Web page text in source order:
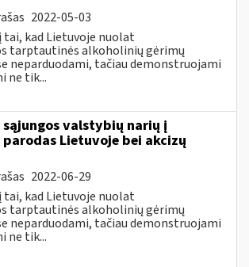
2022-05-03
kad Lietuvoje nuolat
tarptautinės alkoholinių gėrimų
neparduodami, tačiau demonstruojami
ne tik...
valstybių narių į
Lietuvoje bei akcizų
2022-06-29
kad Lietuvoje nuolat
tarptautinės alkoholinių gėrimų
neparduodami, tačiau demonstruojami
ne tik...